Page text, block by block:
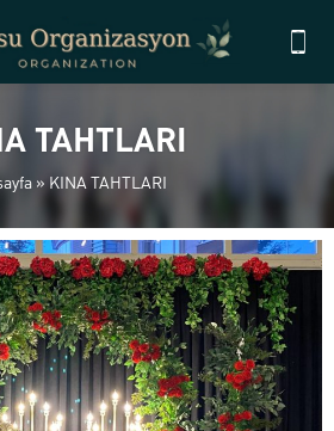
TAHTLARI
» KINA TAHTLARI